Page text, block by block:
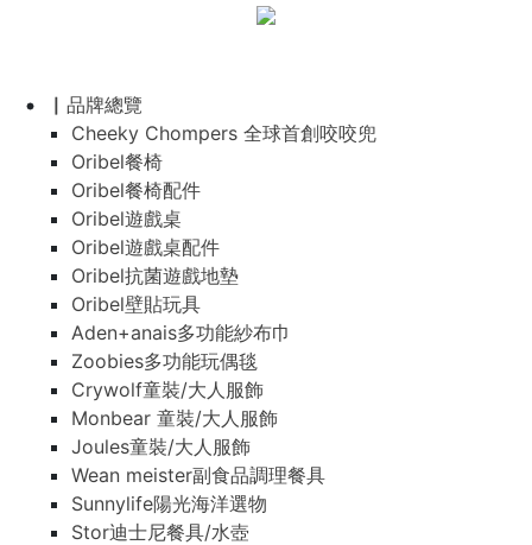
▏品牌總覽
Cheeky Chompers 全球首創咬咬兜
Oribel餐椅
Oribel餐椅配件
Oribel遊戲桌
Oribel遊戲桌配件
Oribel抗菌遊戲地墊
Oribel壁貼玩具
Aden+anais多功能紗布巾
Zoobies多功能玩偶毯
Crywolf童裝/大人服飾
Monbear 童裝/大人服飾
Joules童裝/大人服飾
Wean meister副食品調理餐具
Sunnylife陽光海洋選物
Stor迪士尼餐具/水壺